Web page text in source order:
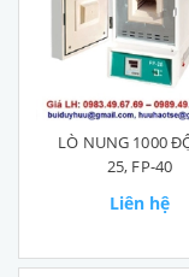
LÒ NUNG 1000
25, FP-40
Liên hệ